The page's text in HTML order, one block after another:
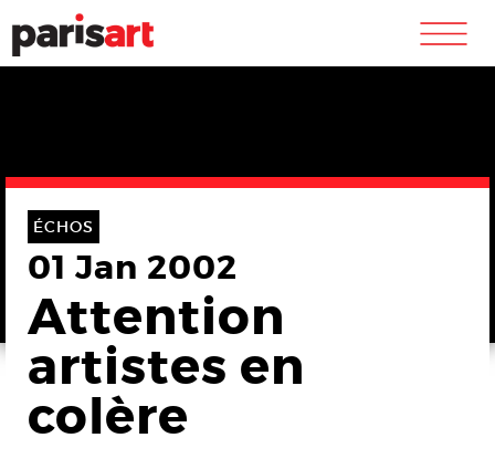
m
ÉCHOS
01 Jan 2002
Attention
artistes en
colère